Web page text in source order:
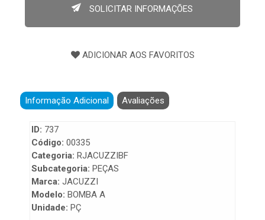
SOLICITAR INFORMAÇÕES
Informação Adicional Avaliações
ID: 737
Código: 00335
Categoria: RJACUZZIBF
Subcategoria: PEÇAS
Marca: JACUZZI
Modelo: BOMBA A
Unidade: PÇ